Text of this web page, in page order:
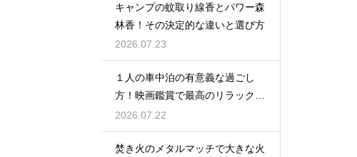
キャンプの蚊取り線香とパワー森
林香！その決定的な違いと選び方
2026.07.23
１人の車中泊の有意義な過ごし
方！映画鑑賞で最高のリラックス
タイム
2026.07.22
焚き火のメタルマッチで大きな火